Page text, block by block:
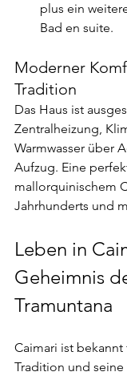
plus ein
Bad en suite.
Moderner
Tradition
Das Haus ist
Zentralheizung,
Warmwasser über
Aufzug. Eine
mallorquinischem
Jahrhunderts und
Leben in
Geheimnis
Tramuntana
Caimari ist
Tradition und